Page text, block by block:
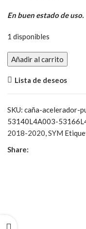
original
19,80€.
actual
En buen estado de uso.
1 disponibles
Caña
Acelerador
Puños
cantidad
Añadir al carrito
Lista de deseos
SKU: caña-acelerador-
53140L4A003-
2018-2020,SYM
Share: